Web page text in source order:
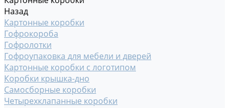
Назад
Картонные коробки
Гофрокороба
Гофролотки
Гофроупаковка для мебели и дверей
Картонные коробки с логотипом
Коробки крышка-дно
Самосборные коробки
Четырехклапанные коробки